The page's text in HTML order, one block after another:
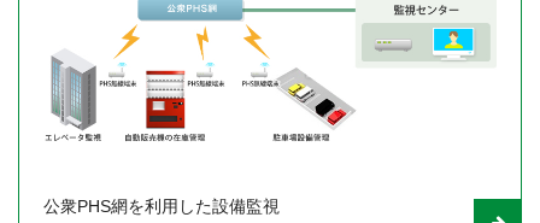
公衆PHS網を利用した設備監視